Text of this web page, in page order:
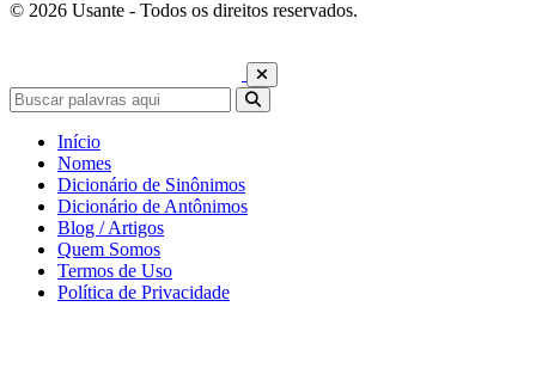
© 2026 Usante - Todos os direitos reservados.
Início
Nomes
Dicionário de Sinônimos
Dicionário de Antônimos
Blog / Artigos
Quem Somos
Termos de Uso
Política de Privacidade